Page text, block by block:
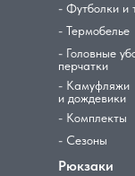
- Футболки и
- Термобелье
- Головные
перчатки
- Камуфляжи
и дождевики
- Комплекты
- Сезоны
Рюкзаки